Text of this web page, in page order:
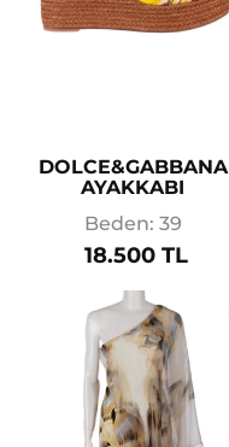
DOLCE&GABBANA
AYAKKABI
Beden: 39
18.500 TL